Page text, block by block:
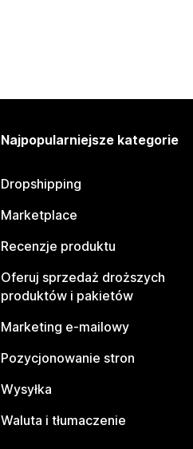
Najpopularniejsze kategorie
Dropshipping
Marketplace
Recenzje produktu
Oferuj sprzedaż droższych
produktów i pakietów
Marketing e-mailowy
Pozycjonowanie stron
Wysyłka
Waluta i tłumaczenie